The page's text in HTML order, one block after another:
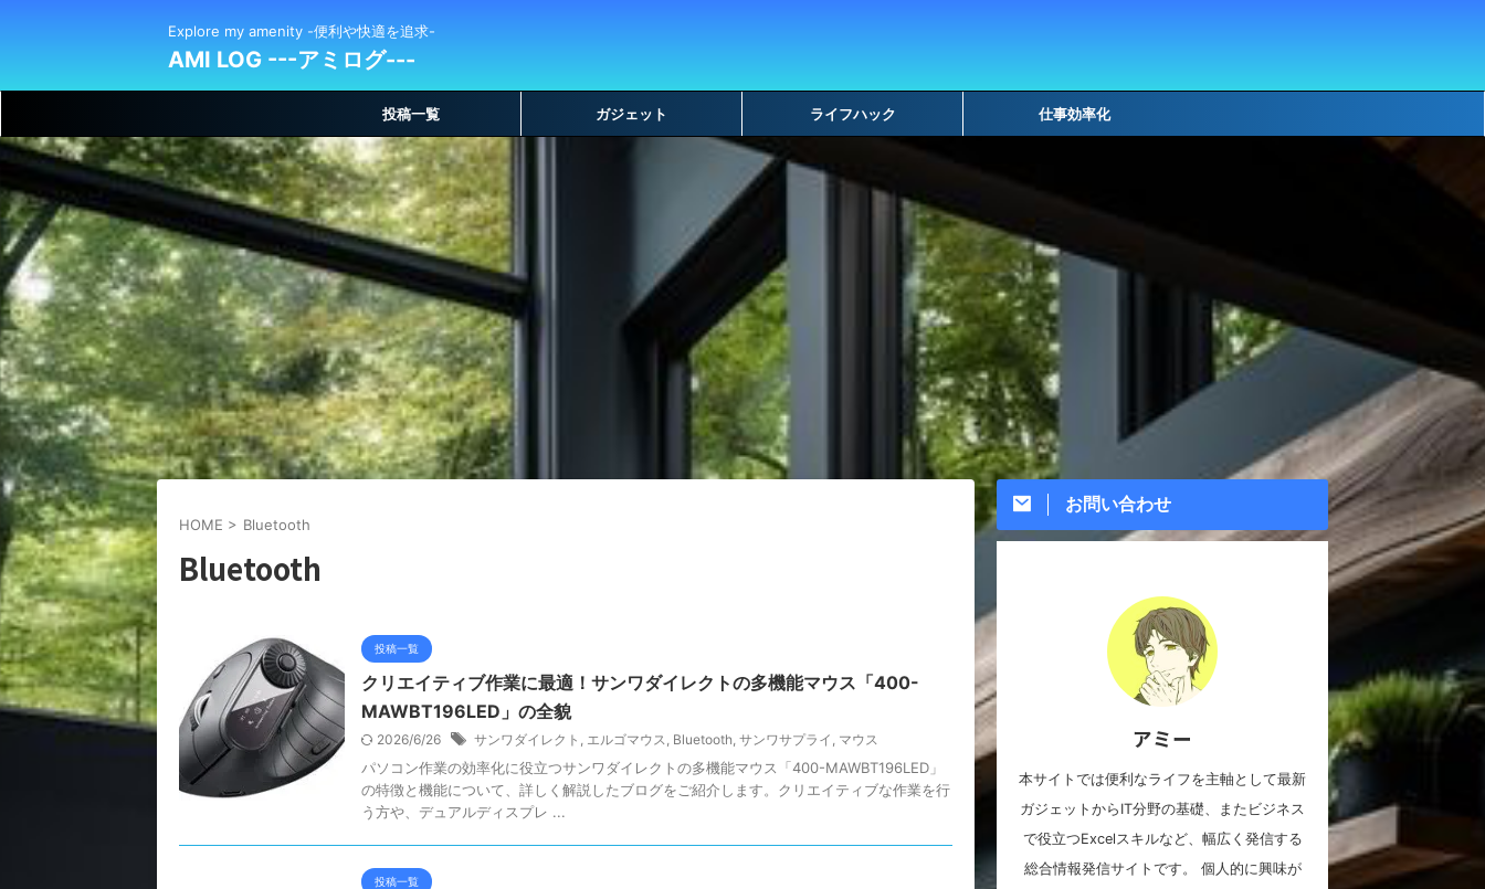
Explore my amenity -便利や快適を追求-
AMI LOG ---アミログ---
投稿一覧 ガジェット ライフハック 仕事効率化
HOME > Bluetooth
Bluetooth
投稿一覧
クリエイティブ作業に最適！サンワダイレクトの多機能マウス「400-
MAWBT196LED」の全貌
2026/6/26 サンワダイレクト , エルゴマウス, Bluetooth, サンワサプライ , マウス
パソコン作業の効率化に役立つサンワダイレクトの多機能マウス「400-MAWBT196LED」
の特徴と機能について、詳しく解説したブログをご紹介します。クリエイティブな作業を行
う方や、デュアルディスプレ ...
投稿一覧
お問い合わせ
アミー
本サイトでは便利なライフを主軸として最新
ガジェットからIT分野の基礎、またビジネス
で役立つExcelスキルなど、幅広く発信する
総合情報発信サイトです。 個人的に興味が